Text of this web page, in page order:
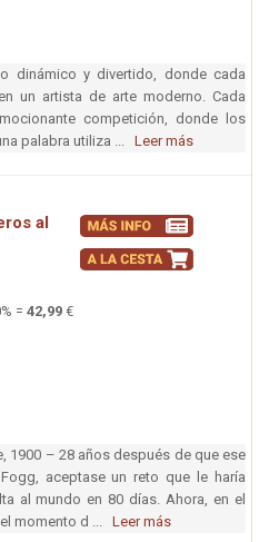
dinámico y divertido, donde cada
un artista de arte moderno. Cada
competición, donde los
palabra utiliza ... Leer más
al
= 42,99 €
1900 – 28 años después de que ese
aceptase un reto que le haría
al mundo en 80 días. Ahora, en el
momento d ... Leer más